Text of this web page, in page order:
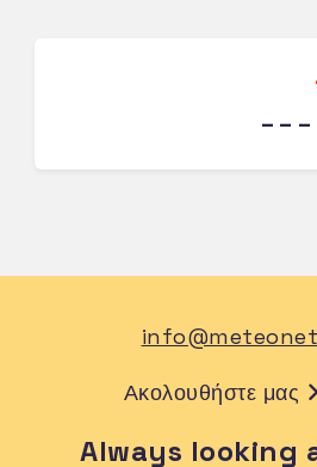
---
Ακολουθήστε μας
Always looking